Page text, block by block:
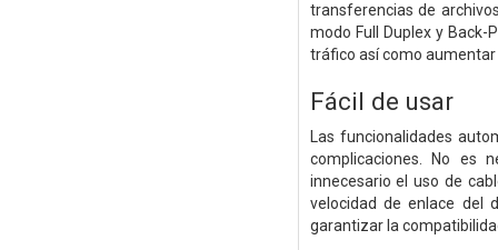
transferencias de
modo Full Duplex y Back-
tráfico así como
Fácil de usar
Las funcionalidades
complicaciones. No es
innecesario el uso de
velocidad de enlace del
garantizar la